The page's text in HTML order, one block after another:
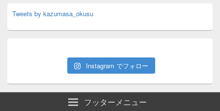
Tweets by kazumasa_okusu
Instagram でフォロー
フッターメニュー